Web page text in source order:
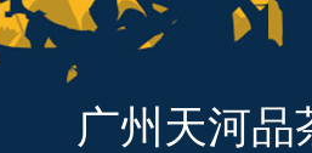
广州天河品